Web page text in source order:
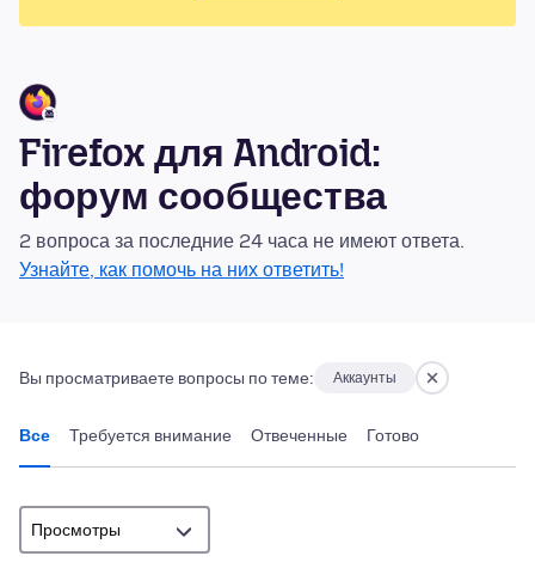
Firefox для Android:
форум сообщества
2 вопроса за последние 24 часа не имеют ответа.
Узнайте, как помочь на них ответить!
Вы просматриваете вопросы по теме: Аккаунты
Все Требуется внимание Отвеченные Готово